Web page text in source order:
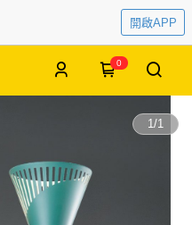
開啟APP
0
1/1